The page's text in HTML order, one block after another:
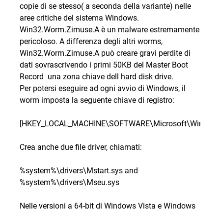
copie di se stesso( a seconda della variante) nelle
aree critiche del sistema Windows.
Win32.Worm.Zimuse.A è un malware estremamente
pericoloso. A differenza degli altri worms,
Win32.Worm.Zimuse.A può creare gravi perdite di
dati sovrascrivendo i primi 50KB del Master Boot
Record  una zona chiave dell hard disk drive.
Per potersi eseguire ad ogni avvio di Windows, il
worm imposta la seguente chiave di registro:
Crea anche due file driver, chiamati:
%system%\drivers\Mstart.sys and
%system%\drivers\Mseu.sys
Nelle versioni a 64-bit di Windows Vista e Windows